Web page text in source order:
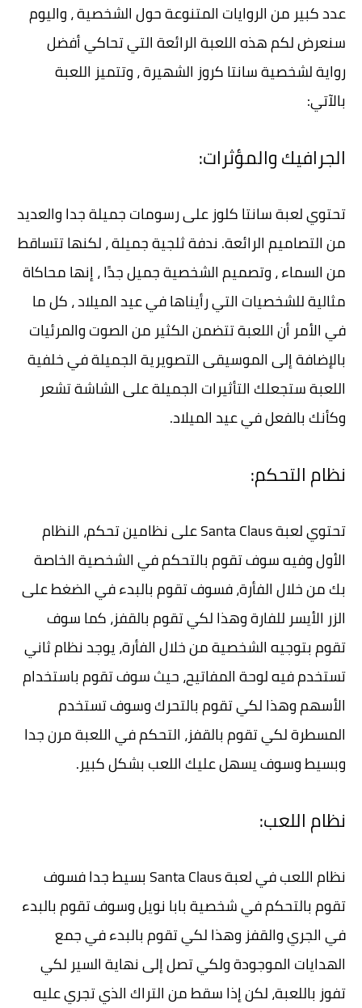
عدد كبير من الروايات المتنوعة حول الشخصية ، واليوم
سنعرض لكم هذه اللعبة الرائعة التي تحاكي أفضل
رواية لشخصية سانتا كروز الشهيرة ، وتتميز اللعبة
بالآتي:
الجرافيك والمؤثرات:
تحتوي لعبة سانتا كلوز على رسومات جميلة جدا والعديد
من التصاميم الرائعة. ندفة ثلجية جميلة ، لكنها تتساقط
من السماء ، وتصميم الشخصية جميل جدًا ، إنها محاكاة
مثالية للشخصيات التي رأيناها في عيد الميلاد ، كل ما
في الأمر أن اللعبة تتضمن الكثير من الصوت والمرئيات
بالإضافة إلى الموسيقى التصويرية الجميلة في خلفية
اللعبة ستجعلك التأثيرات الجميلة على الشاشة تشعر
وكأنك بالفعل في عيد الميلاد.
نظام التحكم:
تحتوي لعبة Santa Claus على نظامين تحكم، النظام
الأول وفيه سوف تقوم بالتحكم في الشخصية الخاصة
بك من خلال الفأرة، فسوف تقوم بالبدء في الضغط على
الزر الأيسر للفارة وهذا لكي تقوم بالقفز، كما سوف
تقوم بتوجيه الشخصية من خلال الفأرة، يوجد نظام ثاني
تستخدم فيه لوحة المفاتيح، حيث سوف تقوم باستخدام
الأسهم وهذا لكي تقوم بالتحرك وسوف تستخدم
المسطرة لكي تقوم بالقفز، التحكم في اللعبة مرن جدا
وبسيط وسوف يسهل عليك اللعب بشكل كبير.
نظام اللعب:
نظام اللعب في لعبة Santa Claus بسيط جدا فسوف
تقوم بالتحكم في شخصية بابا نويل وسوف تقوم بالبدء
في الجري والقفز وهذا لكي تقوم بالبدء في جمع
الهدايات الموجودة ولكي تصل إلى نهاية السير لكي
تفوز باللعبة، لكن إذا سقط من التراك الذي تجري عليه